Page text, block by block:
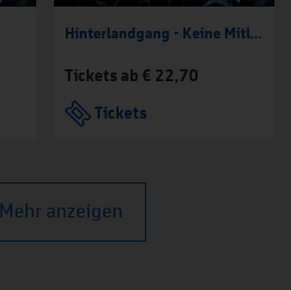
Hinterlandgang - Keine Mitläufer
Tickets ab € 22,70
Tickets
Mehr anzeigen